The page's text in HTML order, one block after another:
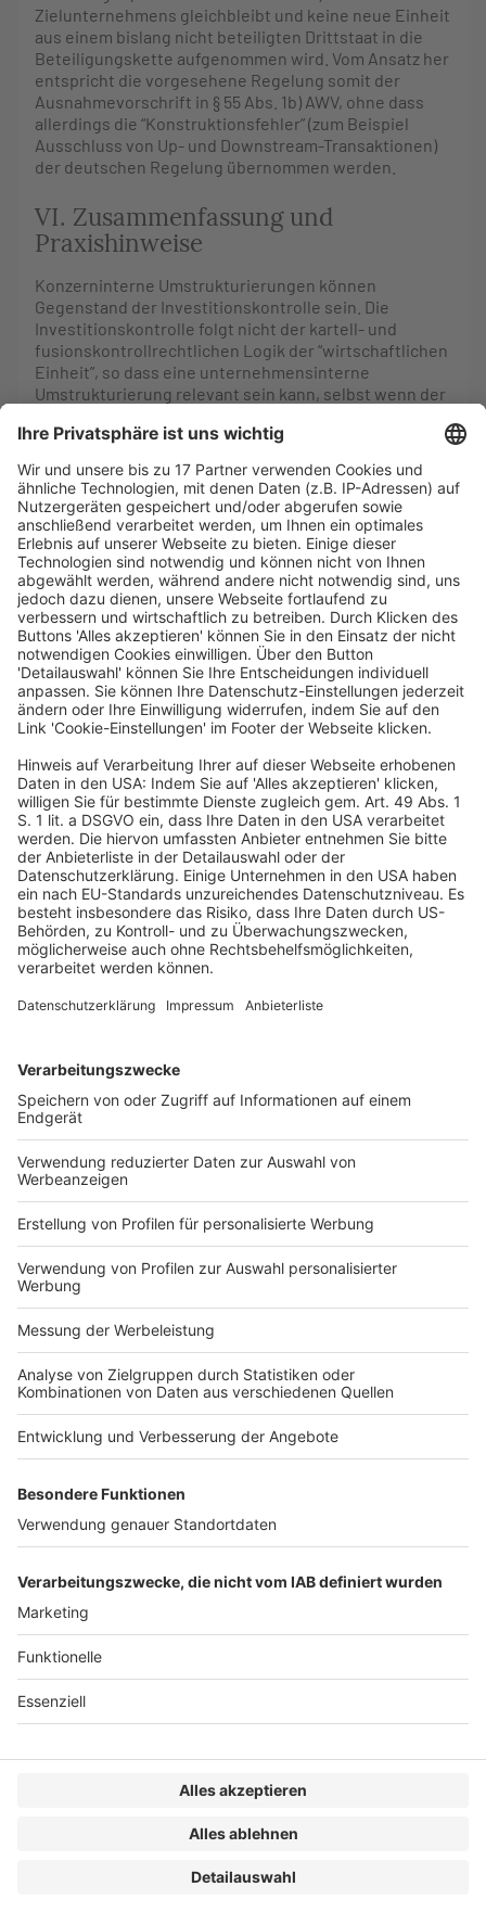
Zielunternehmens gleichbleibt und keine neue Einheit
aus einem bislang nicht beteiligten Drittstaat in die
Beteiligungskette aufgenommen wird. Vom Ansatz her
entspricht die vorgesehene Regelung somit der
Ausnahmevorschrift in § 55 Abs. 1b) AWV, ohne dass
allerdings die “Konstruktionsfehler” (zum Beispiel
Ausschluss von Up- und Downstream-Transaktionen)
der deutschen Regelung übernommen werden.
VI. Zusammenfassung und
Praxishinweise
Konzerninterne Umstrukturierungen können
Gegenstand der Investitionskontrolle sein. Die
Investitionskontrolle folgt nicht der kartell- und
fusionskontrollrechtlichen Logik der “wirtschaftlichen
Einheit”, so dass eine unternehmensinterne
Umstrukturierung relevant sein kann, selbst wenn der
bleibt. Die in § 55 Abs. 1b) AWV vorgesehene
aufgrund einer unglücklichen Formulierung der
Vorschrift viele der relevanten Fälle nicht. Es ist zu
erwarten (und zu hoffen), dass er deutsche
Gesetzgeber die Regelung im Hinblick auf die neue
Screening-VO anpassen wird.
Eine konzerninterne Umstrukturierung, die nach dem
AWV meldepflichtig ist, darf erst dann vollzogen
werden, wenn die Umstrukturierung dem BMWE
gemeldet und vom BMWE freigegeben wurde. Ein
vorzeitiger Vollzug ist zivilrechtlich unwirksam und
kann mit Bußgeldern geahndet werden. In
dem BMWE zu sprechen bzw. vorsorglich eine so
genannte Unbedenklichkeitsbescheinigung zu
beantragen.
Inhouse-Juristen sollten erwägen, Prozesse
aufzusetzen, die es ihnen ermöglichen,
investitionskontrollrechtlich relevante Maßnahmen
frühzeitig zu identifizieren. In der Praxis zeigt sich,
dass die deutsche Rechtsabteilung gar nicht oder zu
spät von internen Umstrukturierungen erfährt –
zum Beispiel bei einer mittelbaren konzerninternen
Dr. Sandra Link, LL.M. (Columbia), RAin,
Gesellschaftsrecht/M&A der
Eversheds Sutherland (Germany)
Solicitors Partnerschaft mbB in
Frankfurt a. M. Sie hat umfangreiche
Erfahrung bei der Beratung chinesischer Investoren
bei M&A-Transaktionen. Sie war für einige Monate auch
im Pekinger Büro von King & Wood in China tätig.
Daniel von Brevern
leitet die deutsche Praxisgruppe
Kartellrecht und Investitionskontrolle
Rechtsanwälte Steuerberater
Solicitors Partnerschaft mbB. Er berät
Standorten Brüssel und Düsseldorf aus in den
Bereichen Fusionskontrolle, Investitionskontrolle und
Europäischem Beihilferecht.
1 Ausführlich dazu
1347 ff.
2
Ausführlich zu unmittelbarem und mittelbarem
Erwerb und unmittelbaren und mittelbaren
Erwerbernvon Brevern, NZKart 2021, 530, 532 f.
Außenwirtschaftsrecht, 3. Aufl. 2024, § 55, Rn. 70;
Edition, Stand: 31.1.2026, § 55, Rn. 12;